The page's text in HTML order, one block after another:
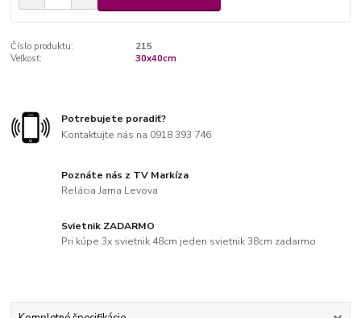
Číslo produktu:
215
Veľkosť:
30x40cm
Potrebujete poradiť?
Kontaktujte nás na 0918 393 746
Poznáte nás z TV Markíza
Relácia Jama Levova
Svietnik ZADARMO
Pri kúpe 3x svietnik 48cm jeden svietnik 38cm zadarmo